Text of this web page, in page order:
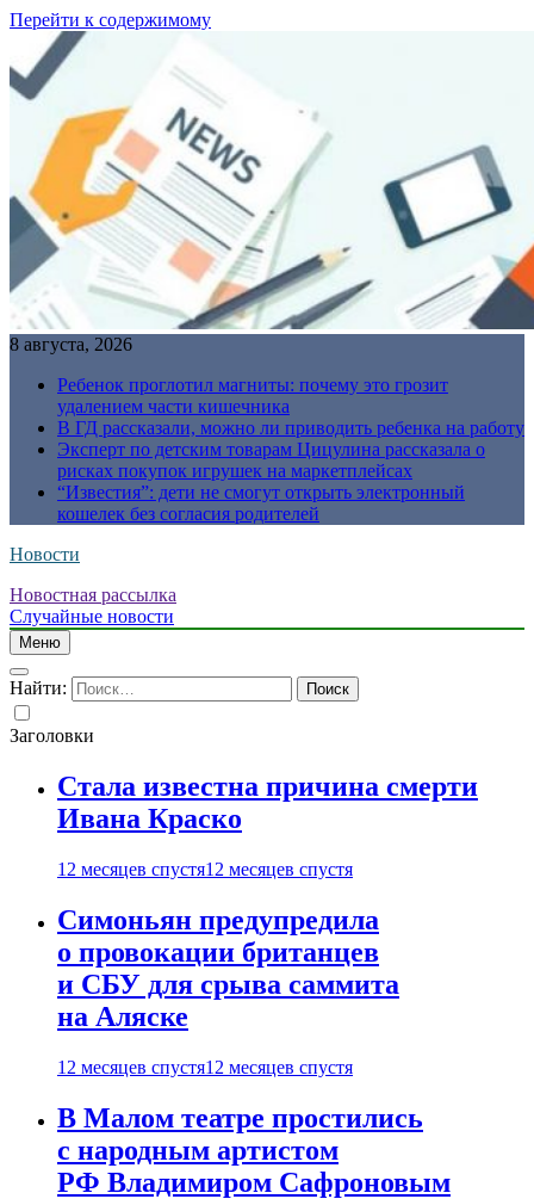
Перейти к содержимому
8 августа, 2026
Ребенок проглотил магниты: почему это грозит
удалением части кишечника
В ГД рассказали, можно ли приводить ребенка на работу
Эксперт по детским товарам Цицулина рассказала о
рисках покупок игрушек на маркетплейсах
“Известия”: дети не смогут открыть электронный
кошелек без согласия родителей
Новости
Новостная рассылка
Случайные новости
Меню
Найти:
Заголовки
Стала известна причина смерти
Ивана Краско
12 месяцев спустя12 месяцев спустя
Симоньян предупредила
о провокации британцев
и СБУ для срыва саммита
на Аляске
12 месяцев спустя12 месяцев спустя
В Малом театре простились
с народным артистом
РФ Владимиром Сафроновым